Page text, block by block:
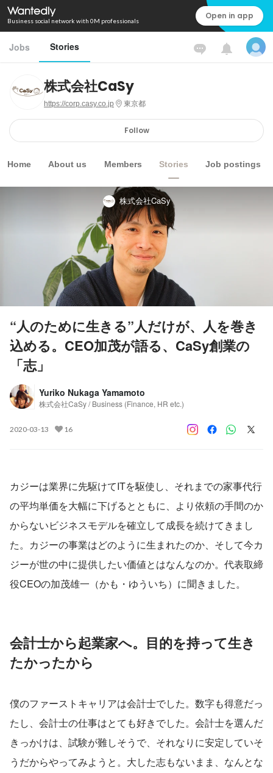
Business social network with 0M professionals Open in app
Jobs Stories
株式会社CaSy
https://corp.casy.co.jp 東京都
Follow
Home About us Members Stories Job postings
株式会社CaSy
“人のために生きる”人だけが、人を巻き
込める。CEO加茂が語る、CaSy創業の
「志」
Yuriko Nukaga Yamamoto
株式会社CaSy / Business (Finance, HR etc.)
2020-03-13 16
カジーは業界に先駆けてITを駆使し、それまでの家事代行
の平均単価を大幅に下げるとともに、より依頼の手間のか
からないビジネスモデルを確立して成長を続けてきまし
た。カジーの事業はどのように生まれたのか、そして今カ
ジーが世の中に提供したい価値とはなんなのか。代表取締
役CEOの加茂雄一（かも・ゆういち）に聞きました。
会計士から起業家へ。目的を持って生き
たかったから
僕のファーストキャリアは会計士でした。数字も得意だっ
たし、会計士の仕事はとても好きでした。会計士を選んだ
きっかけは、試験が難しそうで、それなりに安定していそ
うだからやってみようと。大した志もないまま、なんとな